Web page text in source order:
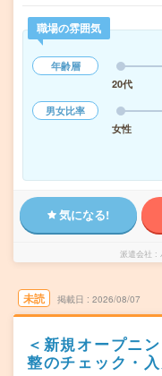
職場の雰囲気
年齢層
20代
男女比率
女性
気になる!
派遣会社
未読 掲載日 2026/08/07
＜新規オープニ
整のチェック・入